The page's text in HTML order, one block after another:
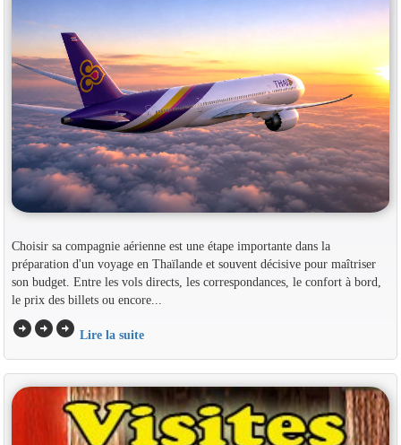
Choisir sa compagnie aérienne est une étape importante dans la
préparation d'un voyage en Thaïlande et souvent décisive pour maîtriser
son budget. Entre les vols directs, les correspondances, le confort à bord,
le prix des billets ou encore...
arrow_circle_rightarrow_circle_rightarrow_circle_right Lire la suite